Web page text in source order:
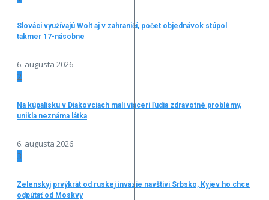
Slováci využívajú Wolt aj v zahraničí, počet objednávok stúpol
takmer 17-násobne
6. augusta 2026
2
Na kúpalisku v Diakovciach mali viacerí ľudia zdravotné problémy,
unikla neznáma látka
6. augusta 2026
3
Zelenskyj prvýkrát od ruskej invázie navštívi Srbsko, Kyjev ho chce
odpútať od Moskvy